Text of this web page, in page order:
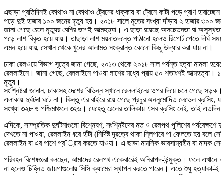
এছাড়া প্রতিদিনই কোথাও না কোথাও ট্রেনের ধাক্কায় বা ট্রেনে কাটা পড়ে প্রাণ
পড়ে দুই হাজার ১০০ জনের মৃত্যু হয়। ২০১৮ সালে মৃতের সংখ্যা দাঁড়ায় ২ হাজার ৩০০
জানা গেছে রেলে মৃত্যুর বেশির ভাগই আত্মহত্যা। এ ছাড়া রয়েছে অসচেতনতা বা
পড়ে লাশ বিকৃত হয়ে যায়। তাছাড়া লাশ ময়নাতদন্তে পাঠানো হলেও রিপোর্ট পেতে
এমন হয়ে যায়, সেখান থেকে খুনের আলামত সংক্রান্ত কোনো কিছু উদ্ধার করা যায় না।
ঢাকা রেলওয়ে বিভাগ সূত্রে জানা গেছে, ২০১৩ থেকে ২০১৮ সাল পর্যন্ত হত্যা মামলা
রেললাইনে। জানা গেছে, রেললাইনে পাওয়া লাশের মধ্যে প্রায় ৫০ শতাংশই
মৃত্যু।
সংশ্নিষ্টরা জানান, ঢাকাসহ দেশের বিভিন্ন স্থানে রেললাইনের ওপর দিয়ে চলে গেছে
এলাকায় দুর্ঘটনা ঘটে না। কিন্তু এর বাইরে রয়ে গেছে প্রচুর অননুমোদিত লেভেল ক্রসিং,
সংখ্যা ৩২৮ ও পশ্চিমাঞ্চলে ৩২৬। যেহেতু রেলের তালিকায় এসব ক্রসিং নেই, তাই
এদিকে, সাম্প্রতিক দুর্ঘটনাগুলো বিশ্নেষণ, সংশ্নিষ্টদের মত ও রেলপথ পুলিশের
দেখতে না পাওয়া, রেললাইন ধরে হাঁটা (নির্দিষ্ট দূরত্বে থাকা স্লিপারে পা ফেলতে হয়
রেললাইন বা এর পাশে প্র¯্রাব করতে যাওয়া। এ ছাড়া মানসিক ভারসাম্যহীন বা মাদক
পরিবহন বিশেষজ্ঞরা বলছেন, আমাদের রেলপথ একেবারেই অনিরাপদ-উন্মুক্ত। ফলে
না হলেও চিহ্নিত জায়গাগুলোয় সিসি ক্যামেরা স্থাপন করতে পারেন। এতে শুধু হত্যাকা-ই